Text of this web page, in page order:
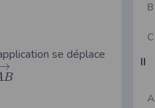
se déplace
B
B
C
II
A